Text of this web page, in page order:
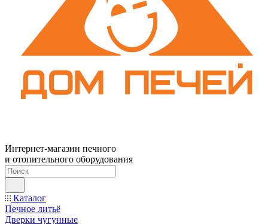
Интернет-магазин печного
и отопительного оборудования
Каталог
Печное литьё
Дверки чугунные